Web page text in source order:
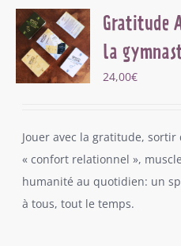
Gratitude
la
24,00€
Jouer avec la gratitude, sortir
« confort relationnel »,
humanité au quotidien: un
à tous, tout le temps.